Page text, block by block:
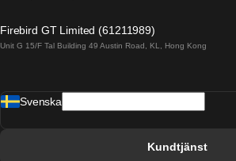
Tåg från Barcelona till Madrid
Firebird GT Limited (61211989)
Unit G 15/F Tal Building 49 Austin Road, KL, Hong Kong
Svenska
Kundtjänst